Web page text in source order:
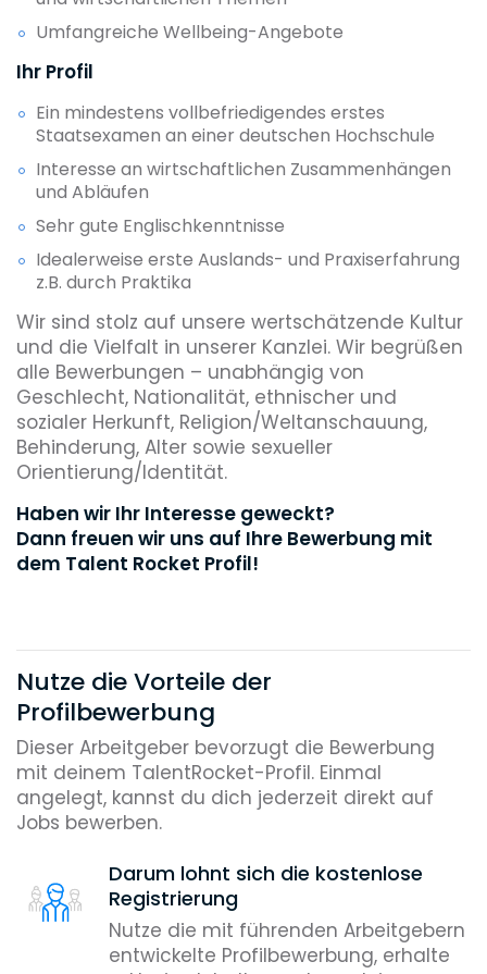
Umfangreiche Wellbeing-Angebote
Ihr Profil
Ein mindestens vollbefriedigendes erstes
Staatsexamen an einer deutschen Hochschule
Interesse an wirtschaftlichen Zusammenhängen
und Abläufen
Sehr gute Englischkenntnisse
Idealerweise erste Auslands- und Praxiserfahrung
z.B. durch Praktika
Wir sind stolz auf unsere wertschätzende Kultur
und die Vielfalt in unserer Kanzlei. Wir begrüßen
alle Bewerbungen – unabhängig von
Geschlecht, Nationalität, ethnischer und
sozialer Herkunft, Religion/Weltanschauung,
Behinderung, Alter sowie sexueller
Orientierung/Identität.
Haben wir Ihr Interesse geweckt?
Dann freuen wir uns auf Ihre Bewerbung mit
dem Talent Rocket Profil!
Nutze die Vorteile der
Profilbewerbung
Dieser Arbeitgeber bevorzugt die Bewerbung
mit deinem TalentRocket-Profil. Einmal
angelegt, kannst du dich jederzeit direkt auf
Jobs bewerben.
Darum lohnt sich die kostenlose
Registrierung
Nutze die mit führenden Arbeitgebern
entwickelte Profilbewerbung, erhalte